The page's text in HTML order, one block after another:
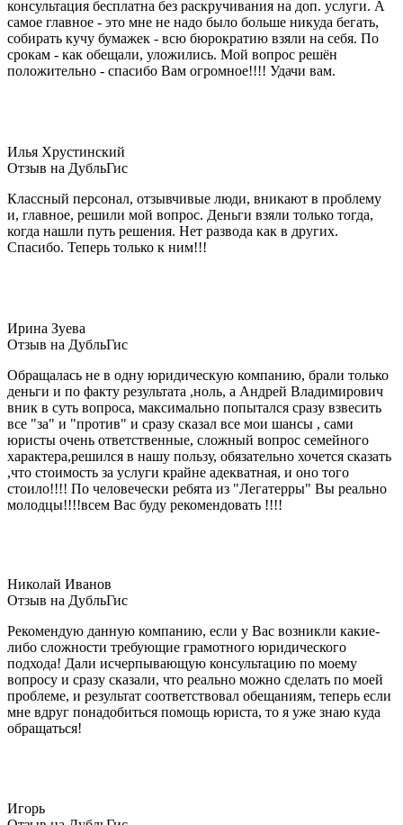
консультация бесплатна без раскручивания на доп. услуги. А
самое главное - это мне не надо было больше никуда бегать,
собирать кучу бумажек - всю бюрократию взяли на себя. По
срокам - как обещали, уложились. Мой вопрос решён
положительно - спасибо Вам огромное!!!! Удачи вам.
Илья Хрустинский
Отзыв на ДубльГис
Классный персонал, отзывчивые люди, вникают в проблему
и, главное, решили мой вопрос. Деньги взяли только тогда,
когда нашли путь решения. Нет развода как в других.
Спасибо. Теперь только к ним!!!
Ирина Зуева
Отзыв на ДубльГис
Обращалась не в одну юридическую компанию, брали только
деньги и по факту результата ,ноль, а Андрей Владимирович
вник в суть вопроса, максимально попытался сразу взвесить
все "за" и "против" и сразу сказал все мои шансы , сами
юристы очень ответственные, сложный вопрос семейного
характера,решился в нашу пользу, обязательно хочется сказать
,что стоимость за услуги крайне адекватная, и оно того
стоило!!!! По человечески ребята из "Легатерры" Вы реально
молодцы!!!!всем Вас буду рекомендовать !!!!
Николай Иванов
Отзыв на ДубльГис
Рекомендую данную компанию, если у Вас возникли какие-
либо сложности требующие грамотного юридического
подхода! Дали исчерпывающую консультацию по моему
вопросу и сразу сказали, что реально можно сделать по моей
проблеме, и результат соответствовал обещаниям, теперь если
мне вдруг понадобиться помощь юриста, то я уже знаю куда
обращаться!
Игорь